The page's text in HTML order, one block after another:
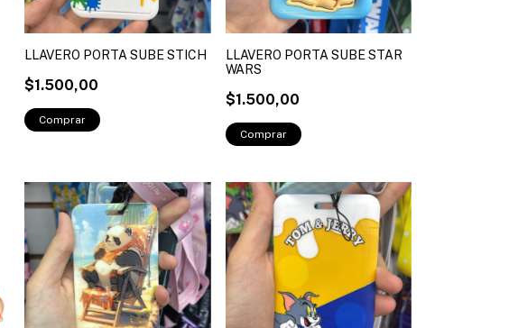
LLAVERO PORTA SUBE STICH
$1.500,00
LLAVERO PORTA SUBE STAR
WARS
$1.500,00